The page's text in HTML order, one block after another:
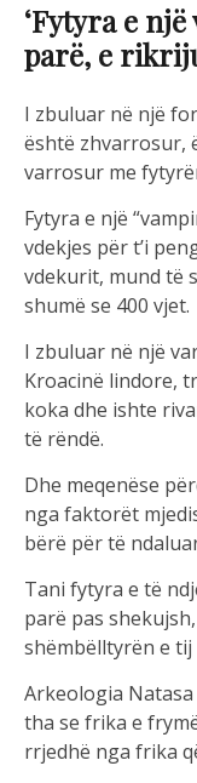
‘Fytyra e
parë, e
I zbuluar në një
është zhvarrosur,
varrosur me
Fytyra e një
vdekjes për t’i
vdekurit, mund të
shumë se 400 vjet.
I zbuluar në një
Kroacinë lindore,
koka dhe ishte
të rëndë.
Dhe meqenëse
nga faktorët
bërë për të
Tani fytyra e të
parë pas
shëmbëlltyrën e
Arkeologia
tha se frika e
rrjedhë nga frika